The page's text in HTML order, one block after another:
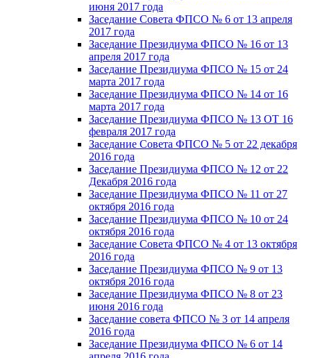
июня 2017 года
Заседание Совета ФПСО № 6 от 13 апреля
2017 года
Заседание Президиума ФПСО № 16 от 13
апреля 2017 года
Заседание Президиума ФПСО № 15 от 24
марта 2017 года
Заседание Президиума ФПСО № 14 от 16
марта 2017 года
Заседание Президиума ФПСО № 13 ОТ 16
февраля 2017 года
Заседание Совета ФПСО № 5 от 22 декабря
2016 года
Заседание Президиума ФПСО № 12 от 22
Декабря 2016 года
Заседание Президиума ФПСО № 11 от 27
октября 2016 года
Заседание Президиума ФПСО № 10 от 24
октября 2016 года
Заседание Совета ФПСО № 4 от 13 октября
2016 года
Заседание Президиума ФПСО № 9 от 13
октября 2016 года
Заседание Президиума ФПСО № 8 от 23
июня 2016 года
Заседание совета ФПСО № 3 от 14 апреля
2016 года
Заседание Президиума ФПСО № 6 от 14